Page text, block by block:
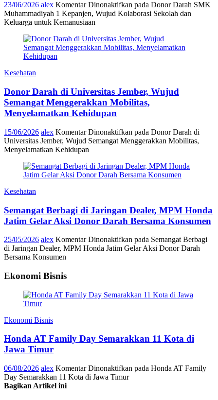
23/06/2026 alex Komentar Dinonaktifkan pada Donor Darah SMK
Muhammadiyah 1 Kepanjen, Wujud Kolaborasi Sekolah dan
Keluarga untuk Kemanusiaan
Kesehatan
Donor Darah di Universitas Jember, Wujud
Semangat Menggerakkan Mobilitas,
Menyelamatkan Kehidupan
15/06/2026 alex Komentar Dinonaktifkan pada Donor Darah di
Universitas Jember, Wujud Semangat Menggerakkan Mobilitas,
Menyelamatkan Kehidupan
Kesehatan
Semangat Berbagi di Jaringan Dealer, MPM Honda
Jatim Gelar Aksi Donor Darah Bersama Konsumen
25/05/2026 alex Komentar Dinonaktifkan pada Semangat Berbagi
di Jaringan Dealer, MPM Honda Jatim Gelar Aksi Donor Darah
Bersama Konsumen
Ekonomi Bisnis
Ekonomi Bisnis
Honda AT Family Day Semarakkan 11 Kota di
Jawa Timur
06/08/2026 alex Komentar Dinonaktifkan pada Honda AT Family
Day Semarakkan 11 Kota di Jawa Timur
Bagikan Artikel ini